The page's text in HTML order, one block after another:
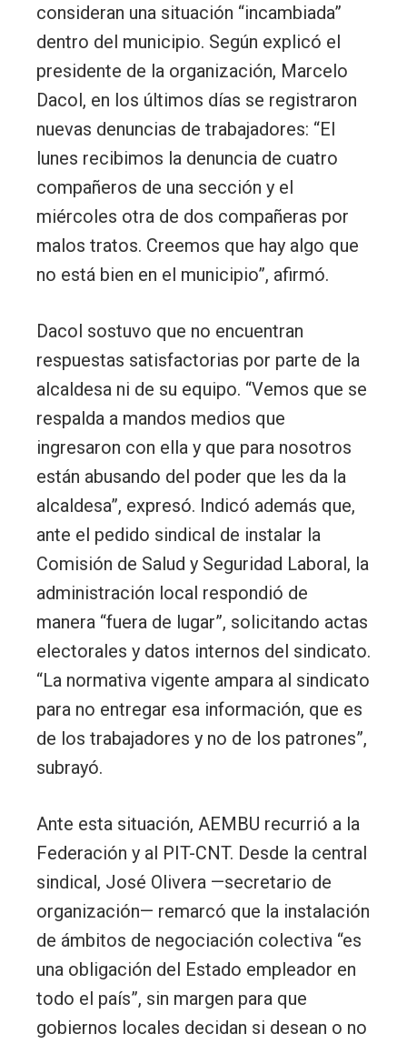
consideran una situación “incambiada”
dentro del municipio. Según explicó el
presidente de la organización, Marcelo
Dacol, en los últimos días se registraron
nuevas denuncias de trabajadores: “El
lunes recibimos la denuncia de cuatro
compañeros de una sección y el
miércoles otra de dos compañeras por
malos tratos. Creemos que hay algo que
no está bien en el municipio”, afirmó.
Dacol sostuvo que no encuentran
respuestas satisfactorias por parte de la
alcaldesa ni de su equipo. “Vemos que se
respalda a mandos medios que
ingresaron con ella y que para nosotros
están abusando del poder que les da la
alcaldesa”, expresó. Indicó además que,
ante el pedido sindical de instalar la
Comisión de Salud y Seguridad Laboral, la
administración local respondió de
manera “fuera de lugar”, solicitando actas
electorales y datos internos del sindicato.
“La normativa vigente ampara al sindicato
para no entregar esa información, que es
de los trabajadores y no de los patrones”,
subrayó.
Ante esta situación, AEMBU recurrió a la
Federación y al PIT-CNT. Desde la central
sindical, José Olivera —secretario de
organización— remarcó que la instalación
de ámbitos de negociación colectiva “es
una obligación del Estado empleador en
todo el país”, sin margen para que
gobiernos locales decidan si desean o no